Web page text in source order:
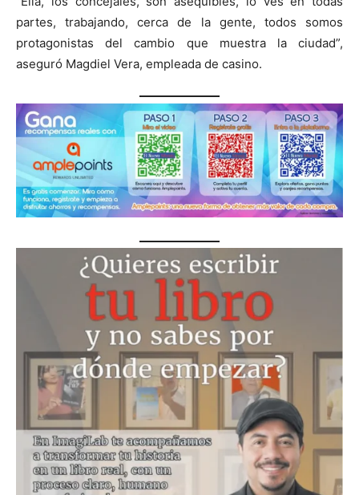
partes, trabajando, cerca de la gente, todos somos
protagonistas del cambio que muestra la ciudad”,
aseguró Magdiel Vera, empleada de casino.